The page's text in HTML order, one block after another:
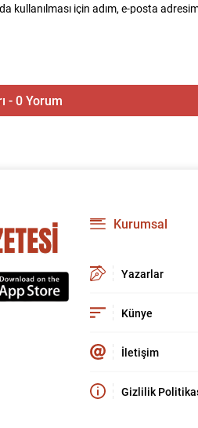
kullanılması için adım, e-posta
- 0 Yorum
Kurumsal
Yazarlar
Künye
İletişim
Gizlilik